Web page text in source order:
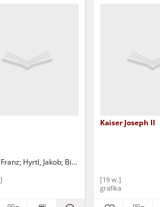
Hyrtl, Jakob Bibliographischen Institut
Kaiser Joseph II
[19 w.]
grafika